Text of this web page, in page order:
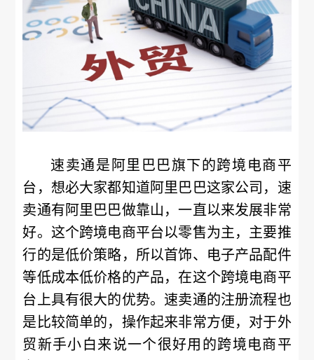
速卖通是阿里巴巴旗下的跨境电商平
台，想必大家都知道阿里巴巴这家公司，速
卖通有阿里巴巴做靠山，一直以来发展非常
好。这个跨境电商平台以零售为主，主要推
行的是低价策略，所以首饰、电子产品配件
等低成本低价格的产品，在这个跨境电商平
台上具有很大的优势。速卖通的注册流程也
是比较简单的，操作起来非常方便，对于外
贸新手小白来说一个很好用的跨境电商平